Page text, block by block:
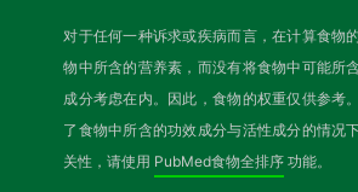
对于任何一种诉求或疾病而言，在计算食物
物中所含的营养素，而没有将食物中可能所
成分考虑在内。因此，食物的权重仅供参考
了食物中所含的功效成分与活性成分的情况
关性，请使用 PubMed食物全排序 功能。